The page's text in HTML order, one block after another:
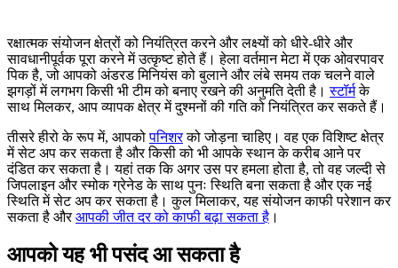
रक्षात्मक संयोजन क्षेत्रों को नियंत्रित करने और लक्ष्यों को धीरे-धीरे और
सावधानीपूर्वक पूरा करने में उत्कृष्ट होते हैं। हेला वर्तमान मेटा में एक ओवरपावर
पिक है, जो आपको अंडरड मिनियंस को बुलाने और लंबे समय तक चलने वाले
झगड़ों में लगभग किसी भी टीम को बनाए रखने की अनुमति देती है।स्टॉर्मके
साथ मिलकर, आप व्यापक क्षेत्र में दुश्मनों की गति को नियंत्रित कर सकते हैं।
तीसरे हीरो के रूप में, आपकोपनिशरको जोड़ना चाहिए। वह एक विशिष्ट क्षेत्र
में सेट अप कर सकता है और किसी को भी आपके स्थान के करीब आने पर
दंडित कर सकता है। यहां तक कि अगर उस पर हमला होता है, तो वह जल्दी से
जिपलाइन और स्मोक ग्रेनेड के साथ पुनः स्थिति बना सकता है और एक नई
स्थिति में सेट अप कर सकता है। कुल मिलाकर, यह संयोजन काफी परेशान कर
सकता है औरआपकी जीत दर को काफी बढ़ा सकता है ।
आपको यह भी पसंद आ सकता है